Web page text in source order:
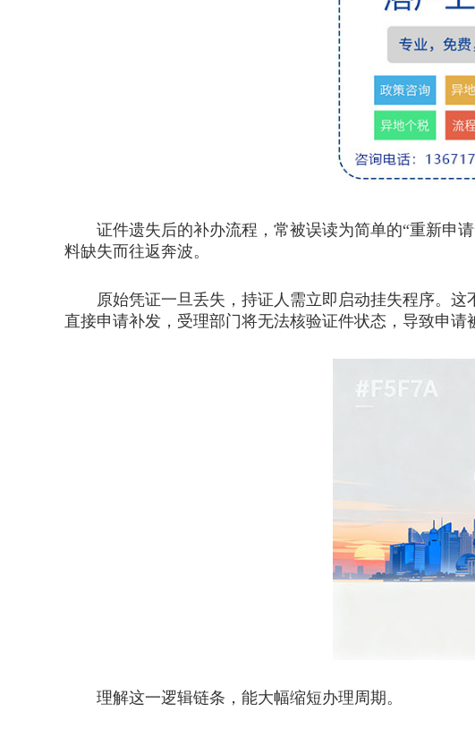
证件遗失后的补办流程，常被误读为简单的“重新申请
料缺失而往返奔波。
原始凭证一旦丢失，持证人需立即启动挂失程序。这
直接申请补发，受理部门将无法核验证件状态，导致申请
理解这一逻辑链条，能大幅缩短办理周期。